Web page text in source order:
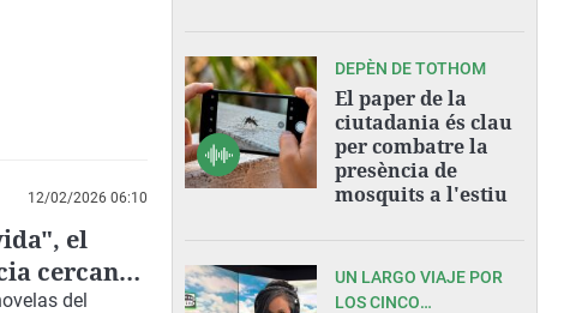
12/02/2026 06:10
el
cercana
del
DEPÈN DE TOTHOM
El paper de la
ciutadania és clau
per combatre la
presència de
mosquits a l'estiu
UN LARGO VIAJE POR
LOS CINCO